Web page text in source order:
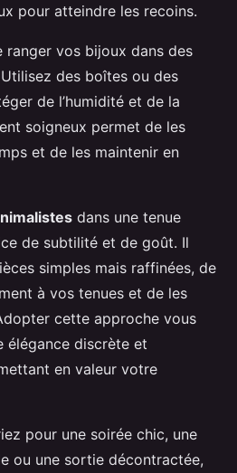
pour atteindre les recoins.
ranger vos bijoux dans des
des boîtes ou des
de l’humidité et de la
soigneux permet de les
et de les maintenir en
dans une tenue
de subtilité et de goût. Il
simples mais raffinées, de
à vos tenues et de les
cette approche vous
élégance discrète et
en valeur votre
pour une soirée chic, une
ou une sortie décontractée,